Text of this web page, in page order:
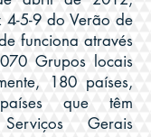
5-9 do Verão de
funciona através
Grupos locais
180 países,
que têm
Gerais